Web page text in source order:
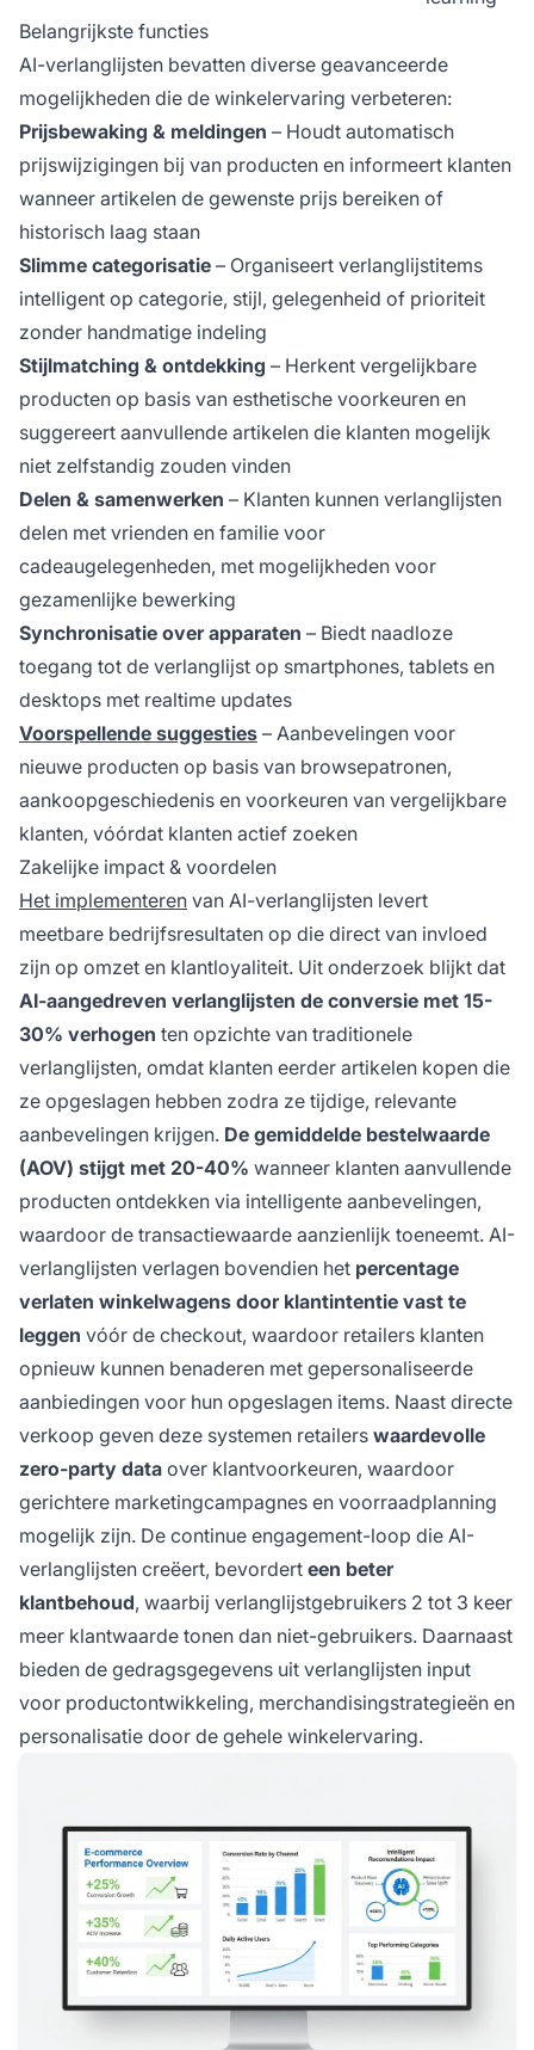
Belangrijkste functies
AI-verlanglijsten bevatten diverse geavanceerde
mogelijkheden die de winkelervaring verbeteren:
Prijsbewaking & meldingen – Houdt automatisch
prijswijzigingen bij van producten en informeert klanten
wanneer artikelen de gewenste prijs bereiken of
historisch laag staan
Slimme categorisatie – Organiseert verlanglijstitems
intelligent op categorie, stijl, gelegenheid of prioriteit
zonder handmatige indeling
Stijlmatching & ontdekking – Herkent vergelijkbare
producten op basis van esthetische voorkeuren en
suggereert aanvullende artikelen die klanten mogelijk
niet zelfstandig zouden vinden
Delen & samenwerken – Klanten kunnen verlanglijsten
delen met vrienden en familie voor
cadeaugelegenheden, met mogelijkheden voor
gezamenlijke bewerking
Synchronisatie over apparaten – Biedt naadloze
toegang tot de verlanglijst op smartphones, tablets en
desktops met realtime updates
Voorspellende suggesties – Aanbevelingen voor
nieuwe producten op basis van browsepatronen,
aankoopgeschiedenis en voorkeuren van vergelijkbare
klanten, vóórdat klanten actief zoeken
Zakelijke impact & voordelen
Het implementeren van AI-verlanglijsten levert
meetbare bedrijfsresultaten op die direct van invloed
zijn op omzet en klantloyaliteit. Uit onderzoek blijkt dat
AI-aangedreven verlanglijsten de conversie met 15-
30% verhogen ten opzichte van traditionele
verlanglijsten, omdat klanten eerder artikelen kopen die
ze opgeslagen hebben zodra ze tijdige, relevante
aanbevelingen krijgen. De gemiddelde bestelwaarde
(AOV) stijgt met 20-40% wanneer klanten aanvullende
producten ontdekken via intelligente aanbevelingen,
waardoor de transactiewaarde aanzienlijk toeneemt. AI-
verlanglijsten verlagen bovendien het percentage
verlaten winkelwagens door klantintentie vast te
leggen vóór de checkout, waardoor retailers klanten
opnieuw kunnen benaderen met gepersonaliseerde
aanbiedingen voor hun opgeslagen items. Naast directe
verkoop geven deze systemen retailers waardevolle
zero-party data over klantvoorkeuren, waardoor
gerichtere marketingcampagnes en voorraadplanning
mogelijk zijn. De continue engagement-loop die AI-
verlanglijsten creëert, bevordert een beter
klantbehoud, waarbij verlanglijstgebruikers 2 tot 3 keer
meer klantwaarde tonen dan niet-gebruikers. Daarnaast
bieden de gedragsgegevens uit verlanglijsten input
voor productontwikkeling, merchandisingstrategieën en
personalisatie door de gehele winkelervaring.